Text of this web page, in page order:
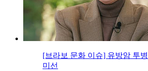
[브라보 문화 이슈] 유방암 투
미선